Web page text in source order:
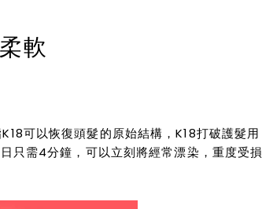
軟
可以恢復頭髮的原始結構 ，K18打破護髮用
只需4分鐘，可以立刻將經常漂染，重度受損